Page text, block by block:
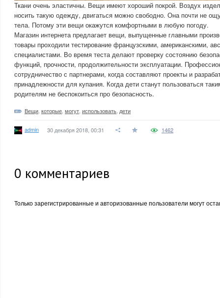
Ткани очень эластичны. Вещи имеют хороший покрой. Воздух
носить такую одежду, двигаться можно свободно. Она почти не
тела. Потому эти вещи окажутся комфортными в любую погоду.
Магазин интернета предлагает вещи, выпущенные главными
товары проходили тестирование французскими, американскими,
специалистами. Во время теста делают проверку состоянию
функций, прочности, продолжительности эксплуатации.
сотрудничество с партнерами, когда составляют проекты и
принадлежности для купания. Когда дети станут пользоваться
родителям не беспокоиться про безопасность.
Вещи которые могут использовать дети
admin 30 декабря 2018, 00:31 1462
0 комментариев
Только зарегистрированные и авторизованные пользователи могут